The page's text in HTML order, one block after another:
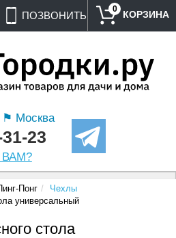
ПОЗВОНИТЬ
⚑ Москва
23
0
Понг
Чехлы
универсальный
стола